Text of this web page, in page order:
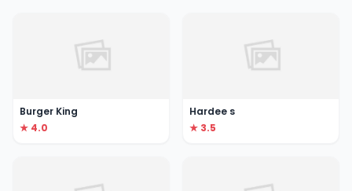
Burger King
★ 4.0
Hardee s
★ 3.5